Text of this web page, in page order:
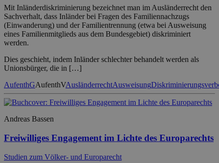
Mit Inländerdiskriminierung bezeichnet man im Ausländerrecht den
Sachverhalt, dass Inländer bei Fragen des Familiennachzugs
(Einwanderung) und der Familientrennung (etwa bei Ausweisung
eines Familienmitglieds aus dem Bundesgebiet) diskriminiert
werden.
Dies geschieht, indem Inländer schlechter behandelt werden als
Unionsbürger, die in […]
AufenthGAufenthVAusländerrechtAusweisung
Andreas Bassen
Freiwilliges Engagement im Lichte des Europarechts
Studien zum Völker- und Europarecht